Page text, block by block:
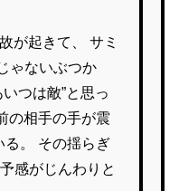
が起きて、 サミ
ゃないぶつか
つは敵”と思っ
の相手の手が震
る。 その揺らぎ
感がじんわりと